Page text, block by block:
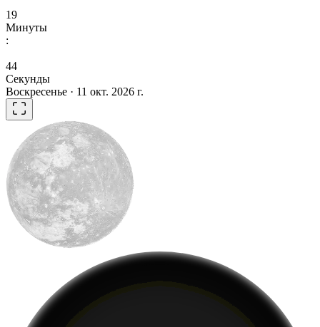
19
Минуты
:
44
Секунды
Воскресенье · 11 окт. 2026 г.